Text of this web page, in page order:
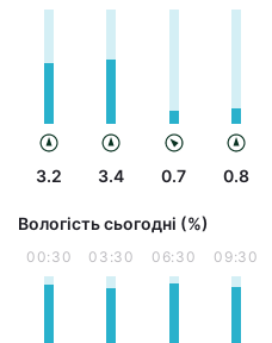
3.2 3.4 0.7 0.8
Вологість сьогодні (%)
00:30 03:30 06:30 09:30